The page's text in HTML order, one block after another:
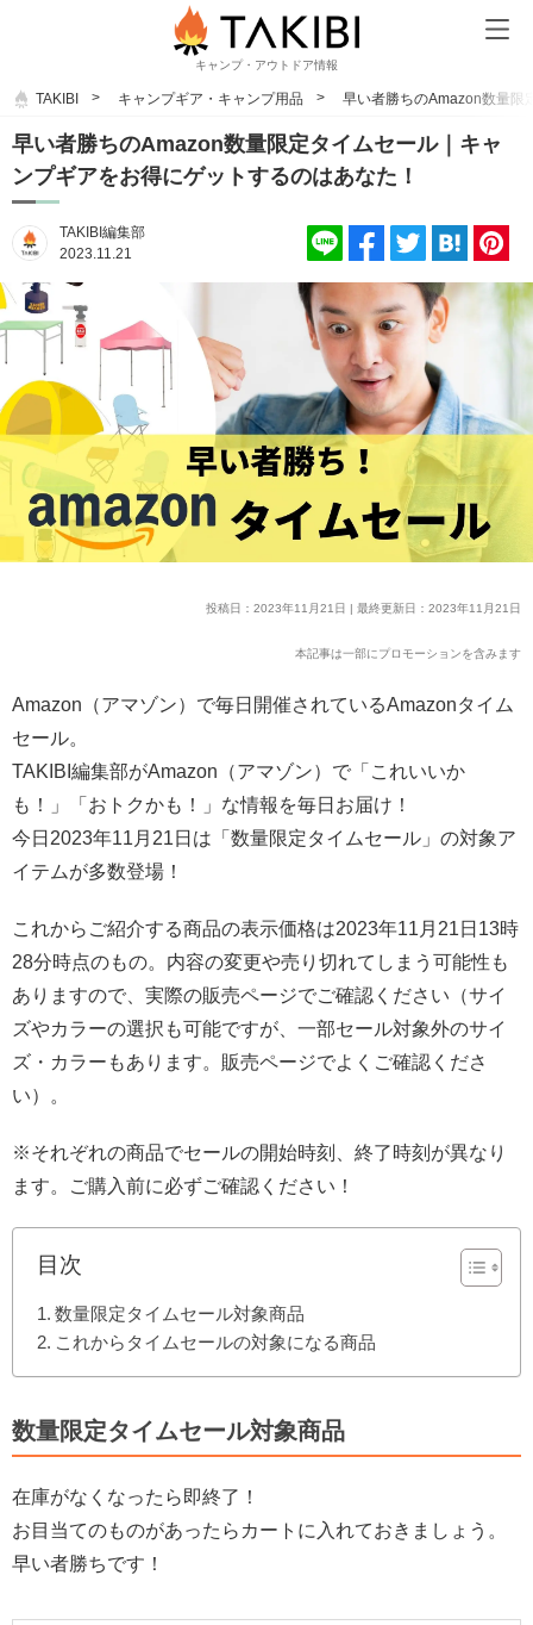
キャンプ・アウトドア情報
TAKIBI キャンプギア・キャンプ用品 早い者勝ちのAmazon数量限
早い者勝ちのAmazon数量限定タイムセール｜キャ
ンプギアをお得にゲットするのはあなた！
TAKIBI編集部
2023.11.21
投稿日：2023年11月21日 | 最終更新日：2023年11月21日
本記事は一部にプロモーションを含みます
Amazon（アマゾン）で毎日開催されているAmazonタイム
セール。
TAKIBI編集部がAmazon（アマゾン）で「これいいか
も！」「おトクかも！」な情報を毎日お届け！
今日2023年11月21日は「数量限定タイムセール」の対象ア
イテムが多数登場！
これからご紹介する商品の表示価格は2023年11月21日13時
28分時点のもの。内容の変更や売り切れてしまう可能性も
ありますので、実際の販売ページでご確認ください（サイ
ズやカラーの選択も可能ですが、一部セール対象外のサイ
ズ・カラーもあります。販売ページでよくご確認くださ
い）。
※それぞれの商品でセールの開始時刻、終了時刻が異なり
ます。ご購入前に必ずご確認ください！
目次
数量限定タイムセール対象商品
これからタイムセールの対象になる商品
数量限定タイムセール対象商品
在庫がなくなったら即終了！
お目当てのものがあったらカートに入れておきましょう。
早い者勝ちです！